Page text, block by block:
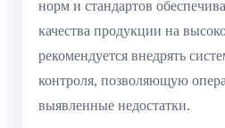
норм и стандартов
качества продукции на
рекомендуется внедрять
контроля, позволяющую
выявленные недостатки.